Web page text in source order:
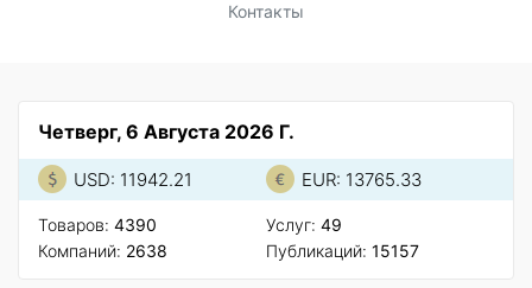
Контакты
Четверг, 6 Августа 2026 Г.
USD: 11942.21 EUR: 13765.33
Товаров: 4390
Компаний: 2638
Услуг: 49
Публикаций: 15157